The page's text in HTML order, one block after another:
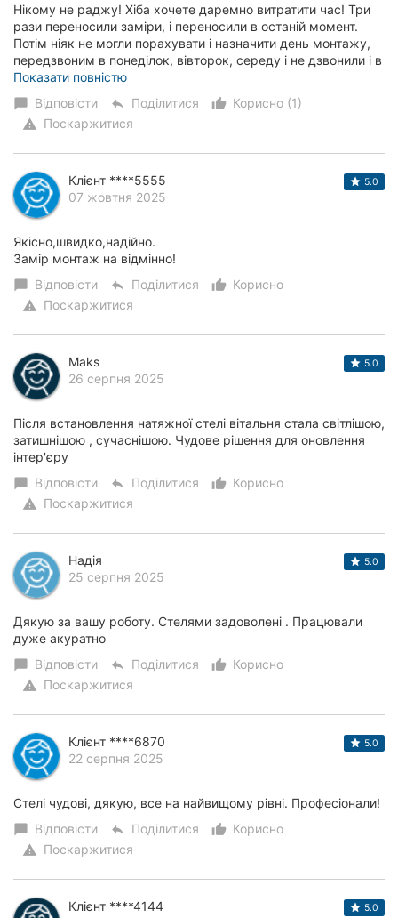
Нікому не раджу! Хіба хочете даремно витратити час! Три
рази переносили заміри, і переносили в останій момент.
Потім ніяк не могли порахувати і назначити день монтажу,
передзвоним в понеділок, вівторок, середу і не дзвонили і в
кінці кінців написали...
Показати повністю
chat_bubble Відповісти reply Поділитися thumb_up_alt
Корисно (1)
warning Поскаржитися
Клієнт ****5555
07 жовтня 2025
5.0
Якісно,швидко,надійно.
Замір монтаж на відмінно!
chat_bubble Відповісти reply Поділитися thumb_up_alt
Корисно
warning Поскаржитися
Maks
26 серпня 2025
5.0
Після встановлення натяжної стелі вітальня стала світлішою,
затишнішою , сучаснішою. Чудове рішення для оновлення
інтер'єру
chat_bubble Відповісти reply Поділитися thumb_up_alt
Корисно
warning Поскаржитися
Надія
25 серпня 2025
5.0
Дякую за вашу роботу. Стелями задоволені . Працювали
дуже акуратно
chat_bubble Відповісти reply Поділитися thumb_up_alt
Корисно
warning Поскаржитися
Клієнт ****6870
22 серпня 2025
5.0
Стелі чудові, дякую, все на найвищому рівні. Професіонали!
chat_bubble Відповісти reply Поділитися thumb_up_alt
Корисно
warning Поскаржитися
Клієнт ****4144
5.0